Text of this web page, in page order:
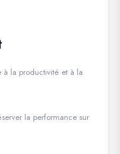
à la productivité et à la
la performance sur